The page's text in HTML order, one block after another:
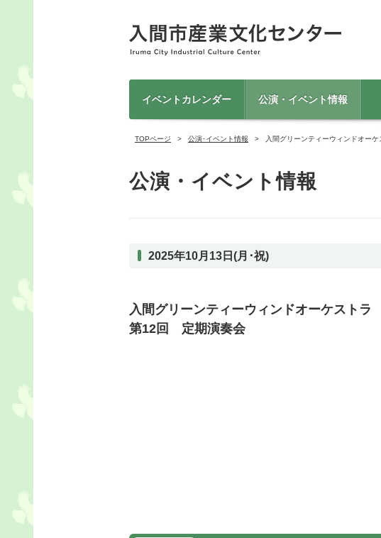
イベントカレンダー 公演・イベント情報
TOPページ 公演･イベント情報 入間グリーンティーウィンドオー
公演・イベント情報
2025年10月13日(月･祝)
入間グリーンティーウィンドオーケストラ
第12回 定期演奏会